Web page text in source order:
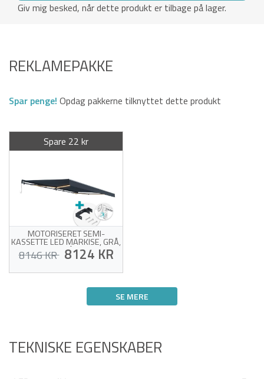
Giv mig besked, når dette produkt er tilbage på lager.
REKLAMEPAKKE
Spar penge! Opdag pakkerne tilknyttet dette produkt
Spare 22 kr
MOTORISERET SEMI-
KASSETTE LED MARKISE, GRÅ,
5X3M, GRÅT STOF,
LOFTMONTERING
8146 KR 8124 KR
af høj kvalitet (320 g/m²)
Offer for sin egen succes!
SE MERE
TEKNISKE EGENSKABER